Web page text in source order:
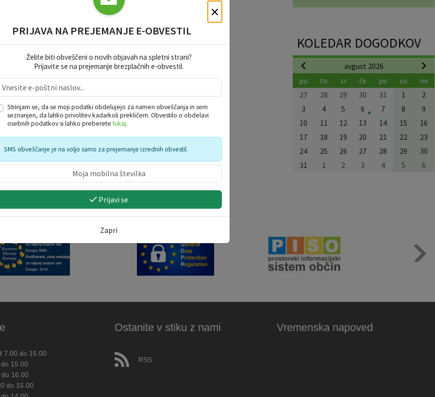
KOLEDAR DOGODKOV
avgust 2026
po
to sr če pe so
ne
27
28 29 30 31 1
2
3
4 5 6 7 8
9
10
11 12 13 14 15
16
17
18 19 20 21 22
23
24
25 26 27 28 29
30
31
1 2 3 4 5 6
7.00 do 15.00
15.00
16.00
do 15.00
Ostanite v stiku z nami
RSS
Vremenska napoved
×
PRIJAVA NA PREJEMANJE E-OBVESTIL
Želite biti obveščeni o novih objavah na spletni strani?
Prijavite se na prejemanje brezplačnih e-obvestil.
Strinjam se, da se moji podatki obdelujejo za namen obveščanja in sem
seznanjen, da lahko privolitev kadarkoli prekličem. Obvestilo o obdelavi
osebnih podatkov si lahko preberetetukaj.
SMS obveščanje je na voljo samo za prejemanje izrednih obvestil.
Prijavi se
Zapri